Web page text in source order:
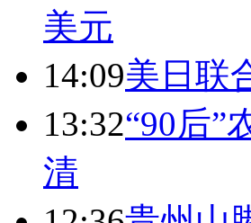
美元
14:09美日联
13:32“90后”
清